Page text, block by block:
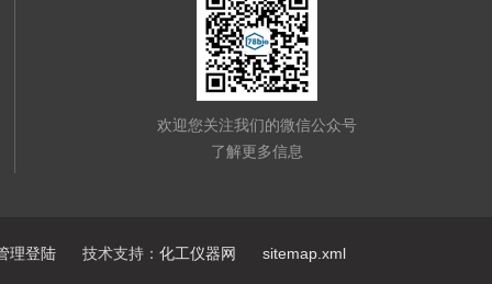
欢迎您关注我们的微信公众号
了解更多信息
理登陆技术支持： 化工仪器网 sitemap.xml